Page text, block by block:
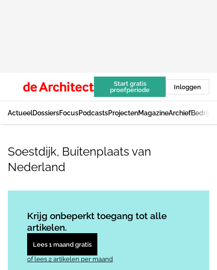
Start gratis
proefperiode
Inloggen
ActueelDossiersFocusPodcastsProjectenMagazineArchief
Soestdijk, Buitenplaats van
Nederland
Krijg onbeperkt toegang tot alle
artikelen.
Lees 1 maand gratis
of lees 2 artikelen per maand